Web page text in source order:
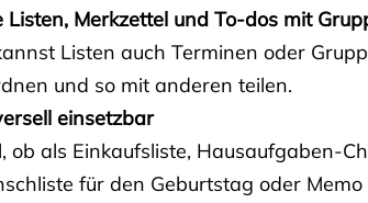
Listen, Merkzettel und To-dos mit
Listen auch Terminen oder
und so mit anderen teilen.
einsetzbar
ob als Einkaufsliste, Hausaufgaben-
für den Geburtstag oder Memo